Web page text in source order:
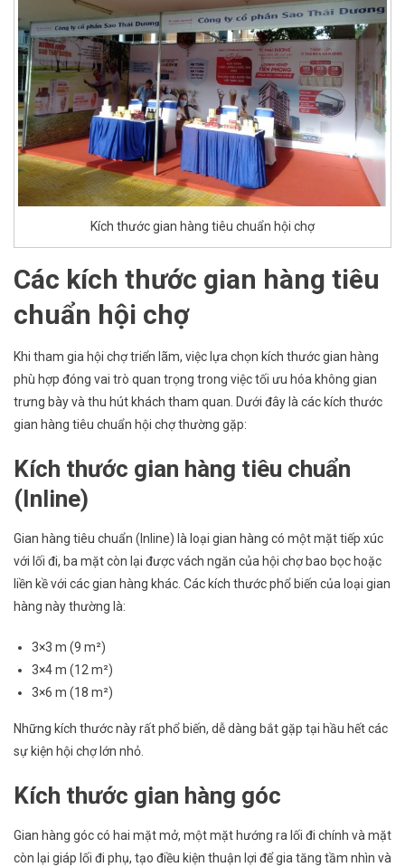
Kích thước gian hàng tiêu chuẩn hội chợ
Các kích thước gian hàng tiêu
chuẩn hội chợ
Khi tham gia hội chợ triển lãm, việc lựa chọn kích thước gian hàng
phù hợp đóng vai trò quan trọng trong việc tối ưu hóa không gian
trưng bày và thu hút khách tham quan. Dưới đây là các kích thước
gian hàng tiêu chuẩn hội chợ thường gặp:
Kích thước gian hàng tiêu chuẩn
(Inline)
Gian hàng tiêu chuẩn (Inline) là loại gian hàng có một mặt tiếp xúc
với lối đi, ba mặt còn lại được vách ngăn của hội chợ bao bọc hoặc
liền kề với các gian hàng khác. Các kích thước phổ biến của loại gian
hàng này thường là:
3×3 m (9 m²)
3×4 m (12 m²)
3×6 m (18 m²)
Những kích thước này rất phổ biến, dễ dàng bắt gặp tại hầu hết các
sự kiện hội chợ lớn nhỏ.
Kích thước gian hàng góc
Gian hàng góc có hai mặt mở, một mặt hướng ra lối đi chính và mặt
còn lại giáp lối đi phụ, tạo điều kiện thuận lợi để gia tăng tầm nhìn và